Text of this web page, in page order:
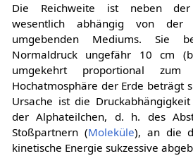
Die Reichweite ist neben der
wesentlich abhängig von
umgebenden Mediums. Sie
Normaldruck ungefähr 10 cm
umgekehrt proportional
Hochatmosphäre der Erde beträgt
Ursache ist die
der Alphateilchen, d. h. des
Stoßpartnern (Moleküle), an die
kinetische Energie sukzessive